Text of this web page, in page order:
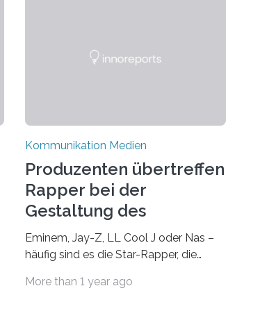
Kommunikation Medien
Produzenten übertreffen
Rapper bei der
Gestaltung des
Songklangs
Eminem, Jay-Z, LL Cool J oder Nas –
häufig sind es die Star-Rapper, die
Hoheit über den Klang eines Tracks für
More than 1 year ago